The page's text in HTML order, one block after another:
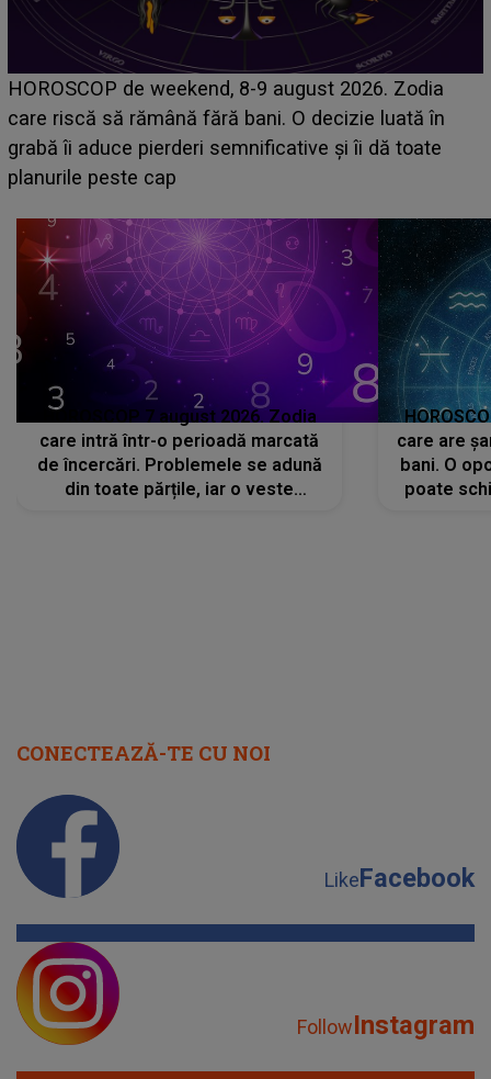
Emanuel a ținut ACEST DETALIU ASCUNS până
acum! În fața Alexandrei, concurentul din Casa Iubirii
face o MĂRTURISIRE NEAȘTEPTATĂ despre mama
sa: "I-am spus și ei în față, eu nu te iubesc pentru
HOROSCOP 7 august 2026. Zodia
care intră într-o perioadă marcată
de încercări. Problemele se adună
din toate părțile, iar o veste
care are
bani. O
poate
CONECTEAZĂ-TE CU NOI
LikeFacebook
FollowInstagram